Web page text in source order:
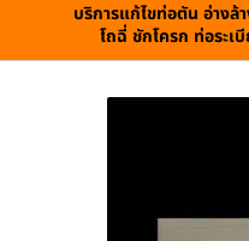
บริการแก้ไขท่อตัน อ่างล้
โถฉี่ ชักโครก ท่อระเ